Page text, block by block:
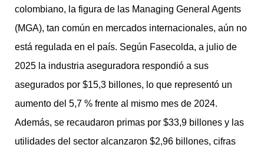
colombiano, la figura de las Managing General Agents
(MGA), tan común en mercados internacionales, aún no
está regulada en el país. Según Fasecolda, a julio de
2025 la industria aseguradora respondió a sus
asegurados por $15,3 billones, lo que representó un
aumento del 5,7 % frente al mismo mes de 2024.
Además, se recaudaron primas por $33,9 billones y las
utilidades del sector alcanzaron $2,96 billones, cifras